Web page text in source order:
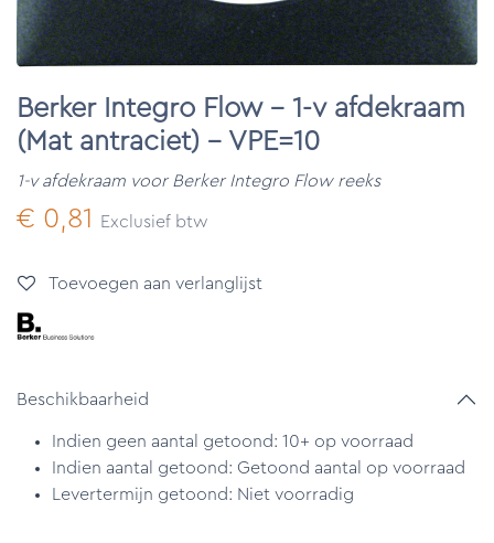
Berker Integro Flow - 1-v afdekraam
(Mat antraciet) - VPE=10
1-v afdekraam voor Berker Integro Flow reeks
€ 0,81 Exclusief btw
Toevoegen aan verlanglijst
Beschikbaarheid
Indien geen aantal getoond: 10+ op voorraad
Indien aantal getoond: Getoond aantal op voorraad
Levertermijn getoond: Niet voorradig